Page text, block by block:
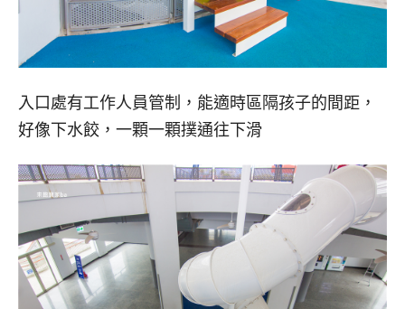
入口處有工作人員管制，能適時區隔孩子的間距，
好像下水餃，一顆一顆撲通往下滑